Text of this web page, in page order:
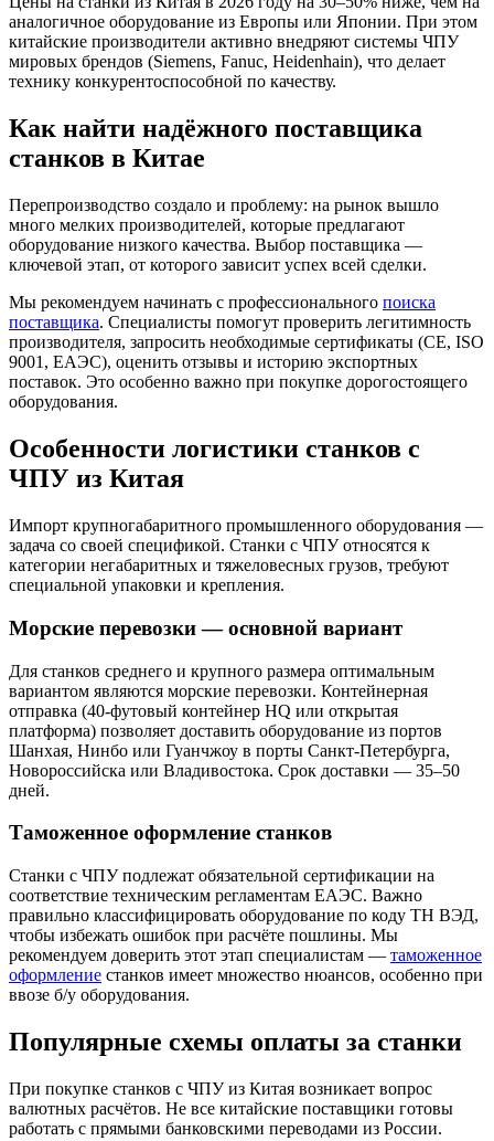
аналогичное оборудование из Европы или Японии. При этом
китайские производители активно внедряют системы ЧПУ
мировых брендов (Siemens, Fanuc, Heidenhain), что делает
технику конкурентоспособной по качеству.
Как найти надёжного поставщика
станков в Китае
Перепроизводство создало и проблему: на рынок вышло
много мелких производителей, которые предлагают
оборудование низкого качества. Выбор поставщика —
ключевой этап, от которого зависит успех всей сделки.
Мы рекомендуем начинать с профессионального поиска
поставщика. Специалисты помогут проверить легитимность
производителя, запросить необходимые сертификаты (CE, ISO
9001, ЕАЭС), оценить отзывы и историю экспортных
поставок. Это особенно важно при покупке дорогостоящего
оборудования.
Особенности логистики станков с
ЧПУ из Китая
Импорт крупногабаритного промышленного оборудования —
задача со своей спецификой. Станки с ЧПУ относятся к
категории негабаритных и тяжеловесных грузов, требуют
специальной упаковки и крепления.
Морские перевозки — основной вариант
Для станков среднего и крупного размера оптимальным
вариантом являются морские перевозки. Контейнерная
отправка (40-футовый контейнер HQ или открытая
платформа) позволяет доставить оборудование из портов
Шанхая, Нинбо или Гуанчжоу в порты Санкт-Петербурга,
Новороссийска или Владивостока. Срок доставки — 35–50
дней.
Таможенное оформление станков
Станки с ЧПУ подлежат обязательной сертификации на
соответствие техническим регламентам ЕАЭС. Важно
правильно классифицировать оборудование по коду ТН ВЭД,
чтобы избежать ошибок при расчёте пошлины. Мы
рекомендуем доверить этот этап специалистам — таможенное
оформление станков имеет множество нюансов, особенно при
ввозе б/у оборудования.
Популярные схемы оплаты за станки
При покупке станков с ЧПУ из Китая возникает вопрос
валютных расчётов. Не все китайские поставщики готовы
работать с прямыми банковскими переводами из России.